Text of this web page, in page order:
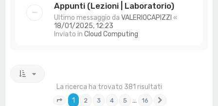
Appunti (Lezioni | Laboratorio)
Ultimo messaggio daVALERIOCAPIZZI «
18/01/2025, 12:23
Inviato inCloud Computing
La ricerca ha trovato 381 risultati
Pagina1 16
1 2 3 4 5 … 16